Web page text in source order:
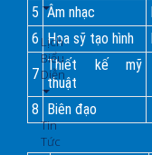
Lịch
Biểu
Diễn
Tin
Tức
5 Âm nhạc
6 Họa sỹ tạo hình
7
Thiết kế mỹ
thuật
8 Biên đạo